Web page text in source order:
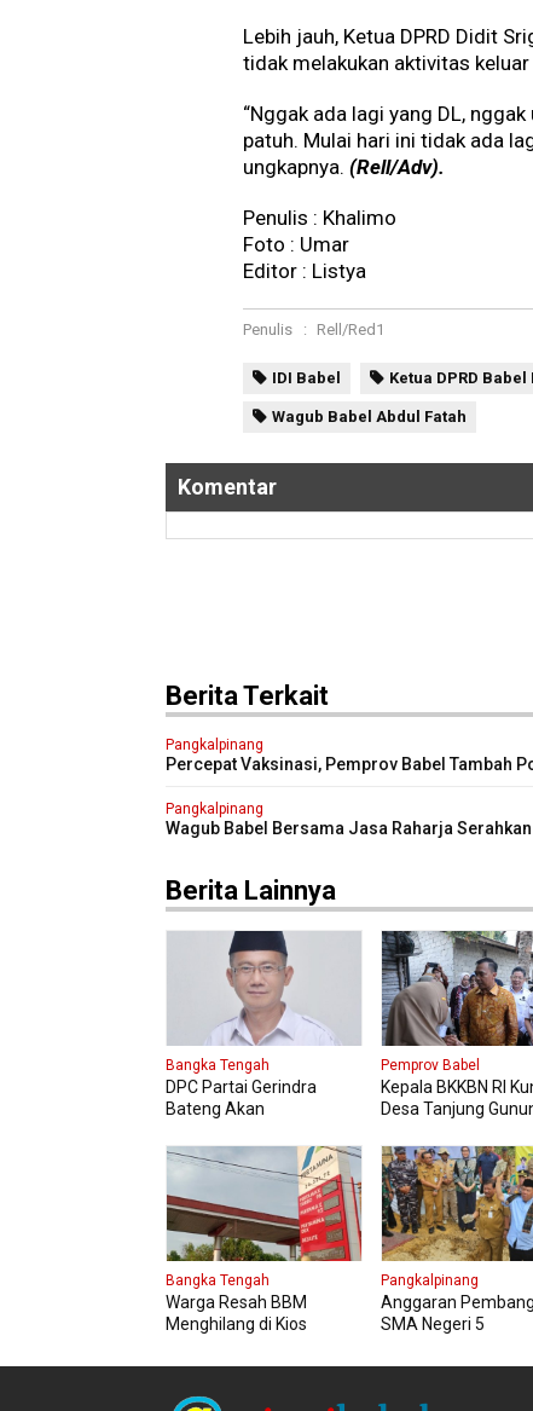
Lebih jauh, Ketua DPRD Didit
tidak melakukan aktivitas
“Nggak ada lagi yang DL,
patuh. Mulai hari ini tidak ada
ungkapnya.(Rell/Adv).
Penulis : Khalimo
Foto : Umar
Editor : Listya
Penulis : Rell/Red1
IDI Babel Ketua DPRD
Wagub Babel Abdul Fatah
Komentar
Berita Terkait
Pangkalpinang
Percepat Vaksinasi, Pemprov Babel Tambah
Pangkalpinang
Wagub Babel Bersama Jasa Raharja Serahkan
Berita Lainnya
Bangka Tengah
DPC Partai Gerindra
Bateng Akan
Pendidikan Politik
Pemprov Babel
Kepala BKKBN RI
Desa Tanjung
Rumah Layak Huni
Bangka Tengah
Warga Resah BBM
Menghilang di Kios
Panjang Di SPBU Berok
Pangkalpinang
Anggaran
SMA Negeri 5
APBN